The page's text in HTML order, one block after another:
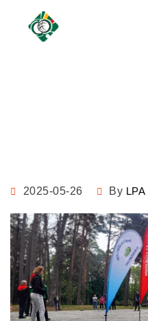
2025-05-26 By LPA